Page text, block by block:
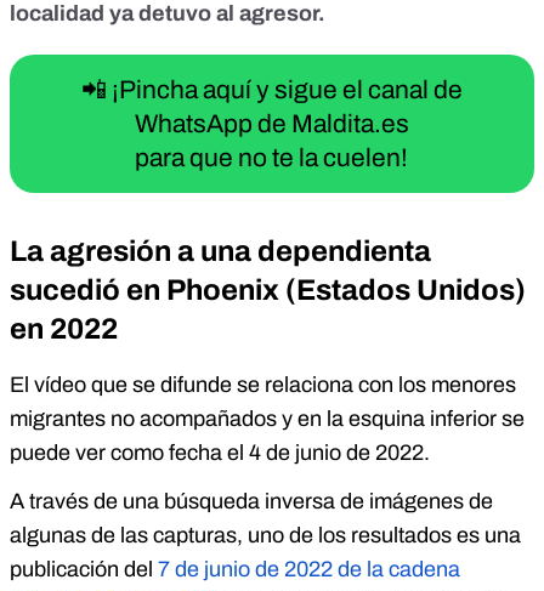
localidad ya detuvo al agresor.
📲 ¡Pincha aquí y sigue el canal de
WhatsApp de Maldita.es
para que no te la cuelen!
La agresión a una dependienta
sucedió en Phoenix (Estados Unidos)
en 2022
El vídeo que se difunde se relaciona con los menores
migrantes no acompañados y en la esquina inferior se
puede ver como fecha el 4 de junio de 2022.
A través de una búsqueda inversa de imágenes de
algunas de las capturas, uno de los resultados es una
publicación del 7 de junio de 2022 de la cadena